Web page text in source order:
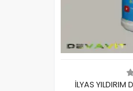
İLYAS